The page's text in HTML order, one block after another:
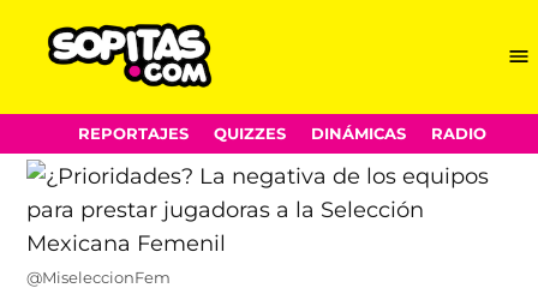
Skip
to
content
REPORTAJES QUIZZES DINÁMICAS RADIO
@MiseleccionFem